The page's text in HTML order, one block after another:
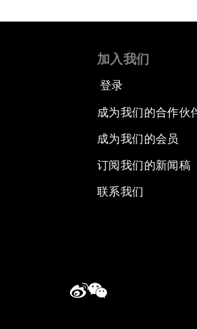
加入我们
登录
成为我们的合作伙
成为我们的会员
订阅我们的新闻稿
联系我们